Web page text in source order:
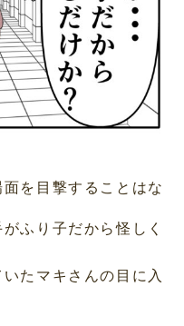
を目撃することはな
ふり子だから怪しく
たマキさんの目に入